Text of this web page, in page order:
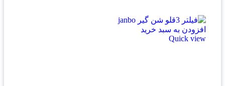
افزودن به سبد خرید
Quick view